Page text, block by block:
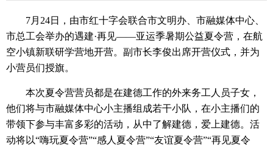
7月24日，由市红十字会联合市文明办、市融媒体中心、
市总工会举办的遇建·再见——亚运季暑期公益夏令营，在航
空小镇新联研学营地开营。副市长李俊出席开营仪式，并为
小营员们授旗。
本次夏令营营员都是在建德工作的外来务工人员子女，
他们将与市融媒体中心小主播组成若干小队，在小主播们的
带领下参与丰富多彩的活动，从中了解建德，爱上建德。活
动将以“嗨玩夏令营”“感人夏令营”“友谊夏令营”“再见夏令